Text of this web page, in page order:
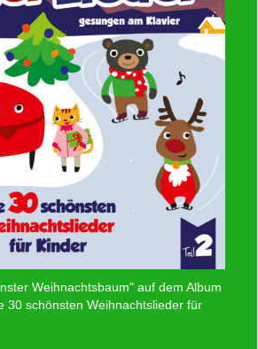
Weihnachtsbaum" auf dem Album
30 schönsten Weihnachtslieder für